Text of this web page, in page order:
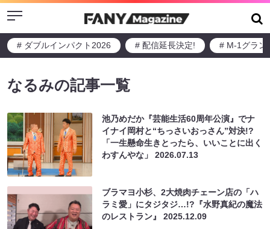
Menu
# ダブルインパクト2026 # 配信延長決定! # M-1グラン
なるみの記事一覧
池乃めだか『芸能生活60周年公演』でナ
イナイ岡村と“ちっさいおっさん”対決!?
「一生懸命生きとったら、いいことに出く
わすんやな」2026.07.13
ブラマヨ小杉、2大焼肉チェーン店の「ハ
ラミ愛」にタジタジ…!?『水野真紀の魔法
のレストラン』2025.12.09